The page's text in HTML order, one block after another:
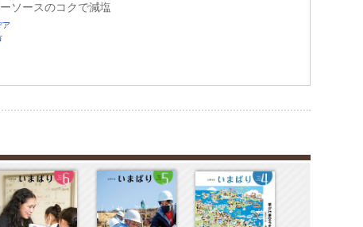
ソースのコクで減塩
ア